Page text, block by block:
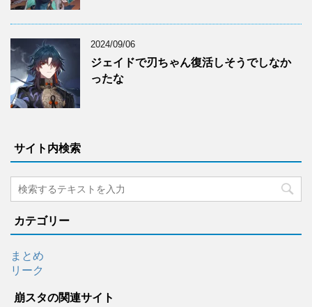
2024/09/06
ジェイドで刃ちゃん復活しそうでしなか
ったな
サイト内検索
カテゴリー
まとめ
リーク
崩スタの関連サイト